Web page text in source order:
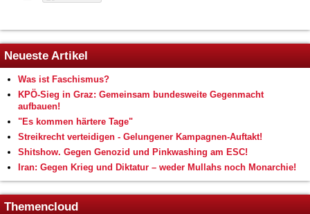
Neueste Artikel
Was ist Faschismus?
KPÖ-Sieg in Graz: Gemeinsam bundesweite Gegenmacht
aufbauen!
"Es kommen härtere Tage"
Streikrecht verteidigen - Gelungener Kampagnen-Auftakt!
Shitshow. Gegen Genozid und Pinkwashing am ESC!
Iran: Gegen Krieg und Diktatur – weder Mullahs noch Monarchie!
Themencloud